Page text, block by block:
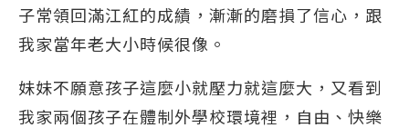
子常領回滿江紅的成績，漸漸的磨損了信心，跟
我家當年老大小時候很像。
妹妹不願意孩子這麼小就壓力就這麼大，又看到
我家兩個孩子在體制外學校環境裡，自由、快樂